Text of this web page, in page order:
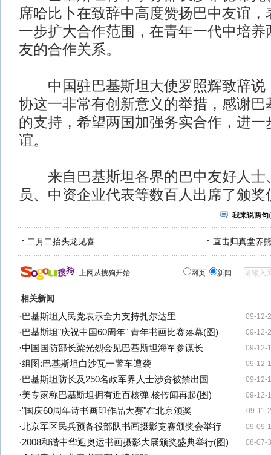
席哈比卜在致辞中高度赞扬巴中友谊
一步扩大合作范围，在青年一代中培养
友的合作关系。
中国驻巴基斯坦大使罗照辉致辞说
协这一非常有创新意义的举措，感谢巴
的支持，希望两国加强务实合作，进一
谊。
来自巴基斯坦各界的巴中友好人士
员、中资企业代表等数百人出席了颁奖
我来说两句(
二月二抬头龙见喜 直击归真堂养
上网从搜狗开始 网页 新闻
相关新闻
09-12-
·巴基斯坦人民党表示全力支持扎尔达里
09-12-
·巴基斯坦"庆祝中国60周年" 青年书画比赛落幕(图)
09-12-
·中国国防部长梁光烈会见巴基斯坦海军参谋长
09-12-
·组图:巴基斯坦白沙瓦一警车遭袭
09-12-
·巴基斯坦防长及250名政军界人士涉贪被禁出国
09-12-
·美专家称巴基斯坦拥有近百核弹 核传闻再起(图)
09-11-
·"国庆60周年诗书画印作品大赛"在北京颁奖
09-09-
·北京军区民兵预备役部队书画摄影竞赛颁奖会举行
08-07-
·2008和谐中华迎奥运书画摄影大展颁奖盛典举行(图)